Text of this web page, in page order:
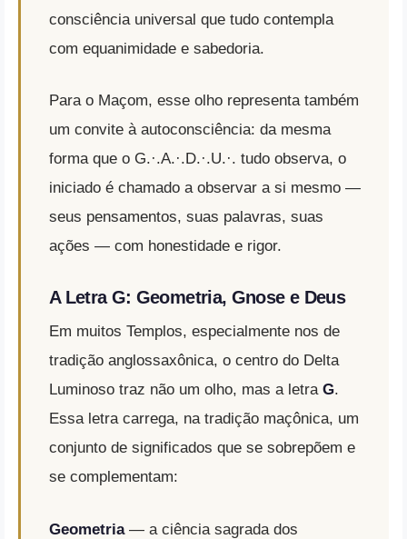
consciência universal que tudo contempla
com equanimidade e sabedoria.
Para o Maçom, esse olho representa também
um convite à autoconsciência: da mesma
forma que o G.·.A.·.D.·.U.·. tudo observa, o
iniciado é chamado a observar a si mesmo —
seus pensamentos, suas palavras, suas
ações — com honestidade e rigor.
A Letra G: Geometria, Gnose e Deus
Em muitos Templos, especialmente nos de
tradição anglossaxônica, o centro do Delta
Luminoso traz não um olho, mas a letra G.
Essa letra carrega, na tradição maçônica, um
conjunto de significados que se sobrepõem e
se complementam:
Geometria— a ciência sagrada dos